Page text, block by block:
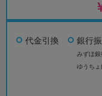
代金引換 銀行
みずほ銀
ゆうちょ